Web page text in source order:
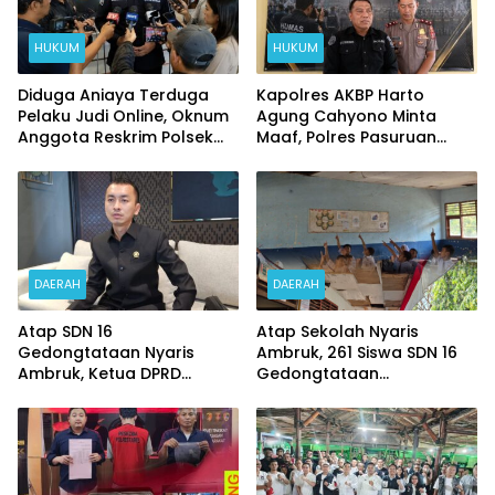
HUKUM
Diduga Aniaya Terduga
Pelaku Judi Online, Oknum
Anggota Reskrim Polsek
HUKUM
Kapolres AKBP Harto
Agung Cahyono Minta
Maaf, Polres Pasuruan
Meninggalnya Terduga
Pelaku Judi Online
DAERAH
Atap SDN 16
Gedongtataan Nyaris
Ambruk, Ketua DPRD
Perjuangkan Anggaran
Perbaikan
DAERAH
Atap Sekolah Nyaris
Ambruk, 261 Siswa SDN 16
Gedongtataan
Demi Belajar